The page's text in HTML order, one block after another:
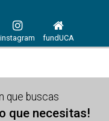
instagram fundUCA
que buscas
que necesitas!